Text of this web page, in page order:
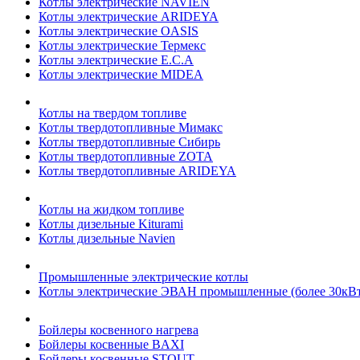
Котлы электрические ARIDEYA
Котлы электрические OASIS
Котлы электрические Термекс
Котлы электрические E.C.A
Котлы электрические MIDEA
Котлы на твердом топливе
Котлы твердотопливные Мимакс
Котлы твердотопливные Сибирь
Котлы твердотопливные ZOTA
Котлы твердотопливные ARIDEYA
Котлы на жидком топливе
Котлы дизельные Kiturami
Котлы дизельные Navien
Промышленные электрические котлы
Котлы электрические ЭВАН промышленные (более
Бойлеры косвенного нагрева
Бойлеры косвенные BAXI